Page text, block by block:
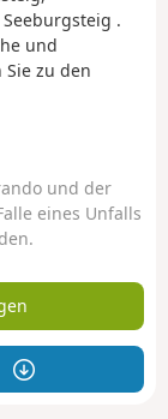
.
und
zu den
und der
eines Unfalls